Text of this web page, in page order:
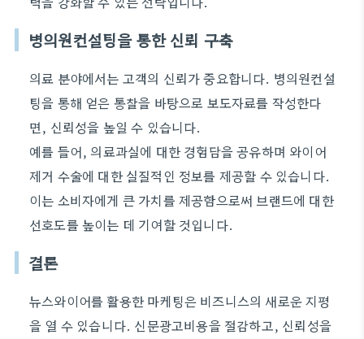
병의원컨설팅을 통한 신뢰 구축
의료 분야에서는 고객의 신뢰가 중요합니다. 병의원컨설
팅을 통해 얻은 통찰을 바탕으로 보도자료를 작성한다
면, 신뢰성을 높일 수 있습니다.
예를 들어, 의료과실에 대한 경험담을 공유하며 와이어
제거 수술에 대한 실질적인 정보를 제공할 수 있습니다.
이는 소비자에게 큰 가치를 제공함으로써 브랜드에 대한
선호도를 높이는 데 기여할 것입니다.
결론
뉴스와이어를 활용한 마케팅은 비즈니스의 새로운 지평
을 열 수 있습니다. 신문광고비용을 절감하고, 신뢰성을